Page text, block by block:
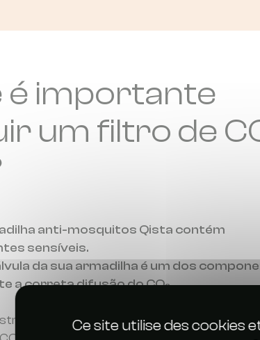
Ce site utilise des cookies
é importante
um filtro de
anti-mosquitos Qista contém
sensíveis.
da sua armadilha é um dos
a correta difusão do CO₂.
por exemplo, devido a um filtro